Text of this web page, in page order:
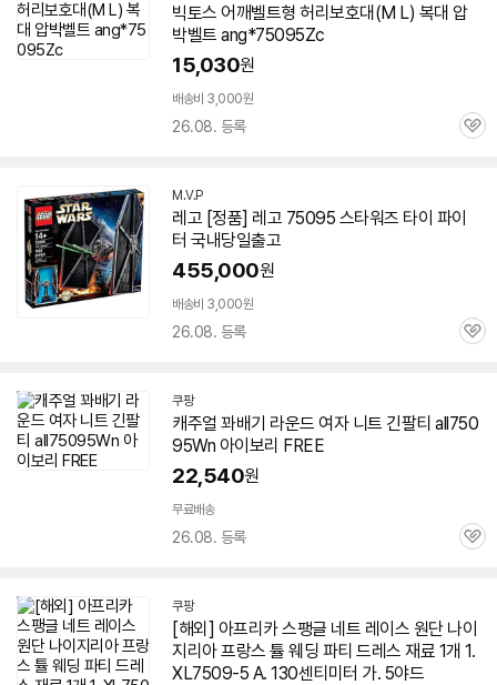
빅토스 어깨벨트형 허리보호대(M L) 복대 압
박벨트 ang*75095Zc
15,030원
배송비 3,000원
26.08. 등록
관
M.V.P네
이
버
이
레고 [정품] 레고 75095 스타워즈 타이 파이
터 국내당일출고
455,000원
배송비 3,000원
26.08. 등록
관
쿠팡
캐주얼 꽈배기 라운드 여자 니트 긴팔티 all750
95Wn 아이보리 FREE
22,540원
무료배송
26.08. 등록
관
쿠팡
[해외] 아프리카 스팽글 네트 레이스 원단 나이
지리아 프랑스 튤 웨딩 파티 드레스 재료 1개 1.
XL7509-5 A. 130센티미터 가. 5야드